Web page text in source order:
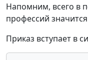
Напомним, всего в
профессий
Приказ вступает в